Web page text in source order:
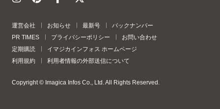
運営会社 お知らせ 最新号
バックナンバー
PR TIMES
プライバシーポリシー
お問い合わせ
定期購読
イマジカインフォス ホームページ
利用規約
利用者情報の外部送信について
Copyright © Imagica Infos Co., Ltd. All Rights Reserved.